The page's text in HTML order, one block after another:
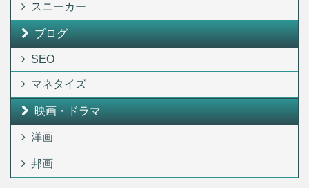
スニーカー
ブログ
SEO
マネタイズ
映画・ドラマ
洋画
邦画